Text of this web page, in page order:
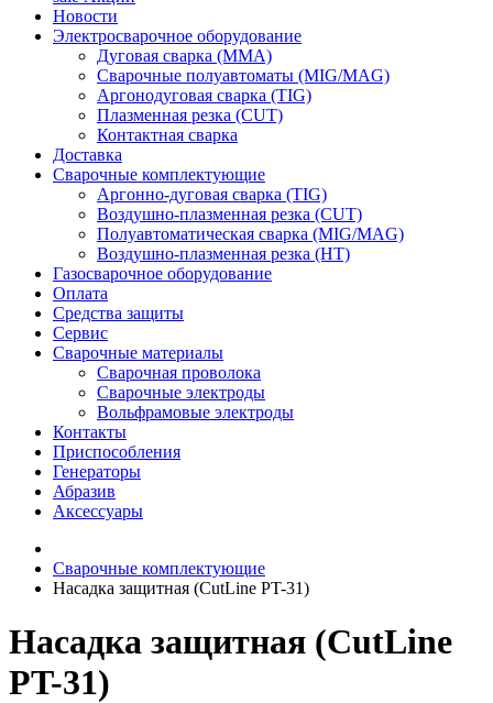
Новости
Электросварочное оборудование
Дуговая сварка (MMA)
Сварочные полуавтоматы (MIG/MAG)
Аргонодуговая сварка (TIG)
Плазменная резка (CUT)
Контактная сварка
Доставка
Сварочные комплектующие
Аргонно-дуговая сварка (TIG)
Воздушно-плазменная резка (CUT)
Полуавтоматическая сварка (MIG/MAG)
Воздушно-плазменная резка (HT)
Газосварочное оборудование
Оплата
Средства защиты
Сервис
Сварочные материалы
Сварочная проволока
Сварочные электроды
Вольфрамовые электроды
Контакты
Приспособления
Генераторы
Абразив
Аксессуары
Сварочные комплектующие
Насадка защитная (CutLine PT-31)
Насадка защитная (CutLine
PT-31)